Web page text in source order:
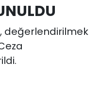
değerlendirilmek